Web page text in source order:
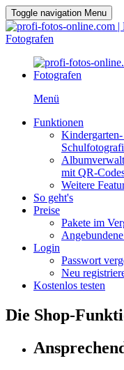
Toggle navigation Menu
Menü
Funktionen
mit QR-
Weitere
So geht's
Preise
Pakete im
Angebundene
Login
Passwort
Neu
Kostenlos testen
Die Shop-­